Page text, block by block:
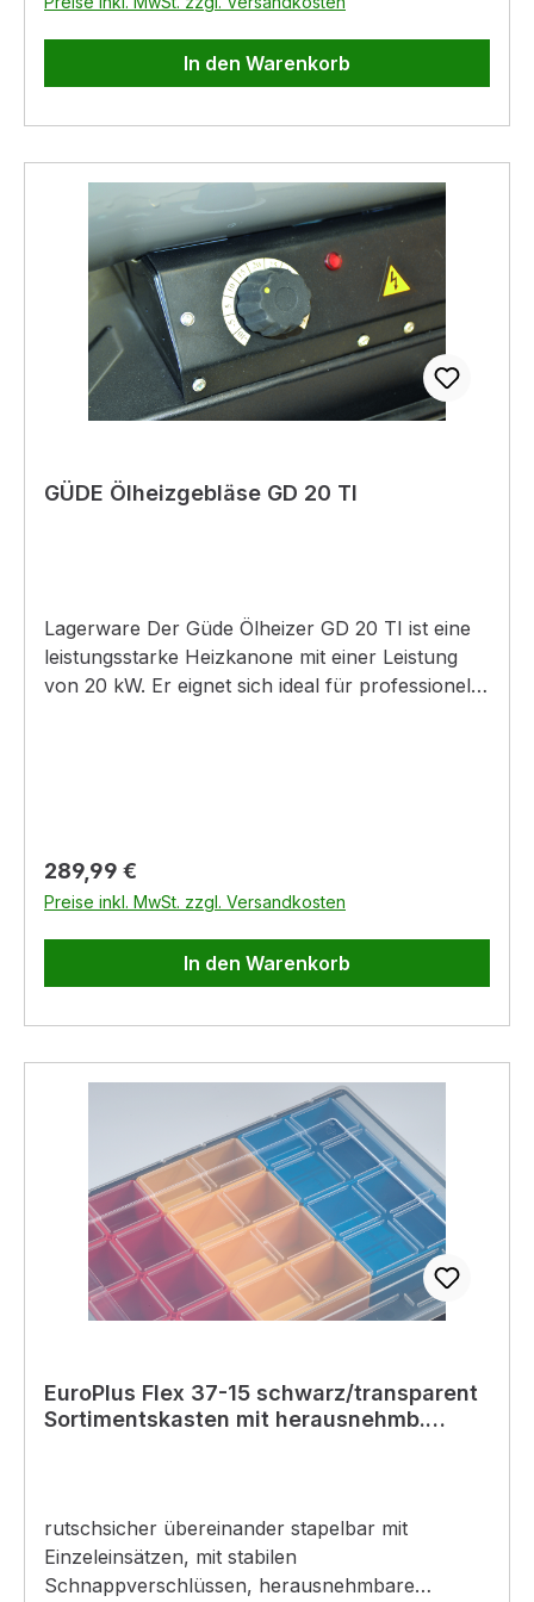
geliefert! Diese können Sie seperat bei uns
bestellen. Folgende Einsätze haben wir vorrätig:
45-1 rot: Außenmaße: 54 x 54 x 45 mm
Außenmaße: 54 x 108 x 45 mm Innenmaße: 48
x 101 x 42 mm 45-3 blau Außenmaße: 108 x 108
x45 mm Innenmaße: 105 x 105 x432 mm 45-4
grün Außenmaße: 108 x 162 x 45 mm
Innenmaße: 101 x 155 x 42 mm
In den Warenkorb
GÜDE Ölheizgebläse GD 20 TI
Lagerware Der Güde Ölheizer GD 20 TI ist eine
leistungsstarke Heizkanone mit einer Leistung
von 20 kW. Er eignet sich ideal für professionelle
starkem Temperaturabfall sorgt die
elektronische Zündung für eine automatische
Wiederentzündung. Der Ölheizer ist mit einem
Edelstahlbrenner und einem robusten
Tragegriffs lässt er sich einfach transportieren.
Bitte beachten Sie, dass dieser Ölheizer nicht für
den Einsatz in geschlossenen Räumen geeignet
ist. Als Brennstoff wird Diesel verwendet. •
Befeuerung mit Diesel• Edelstahlbrenner•
Tragegriff• integrierter Thermostat•
automatische elektronische
ZündungEinsatzgebiet: zum Heizen und
Trocknen im Bauwesen, Landwirtschaft,
LagerräumeAchtung: Nur in gut gelüfteten
Räumen verwenden
Regulärer Preis:
289,99 €
Preise inkl. MwSt. zzgl. Versandkosten
In den Warenkorb
EuroPlus Flex 37-15 schwarz/transparent
Sortimentskasten mit herausnehmb.
rutschsicher übereinander stapelbar mit
Einzeleinsätzen, mit stabilen
Schnappverschlüssen, herausnehmbare